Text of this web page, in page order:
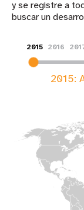
y se registre a
buscar un
2015 2016
2015: